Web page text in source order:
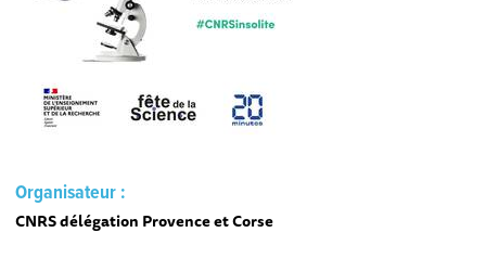
Organisateur :
CNRS délégation Provence et Corse